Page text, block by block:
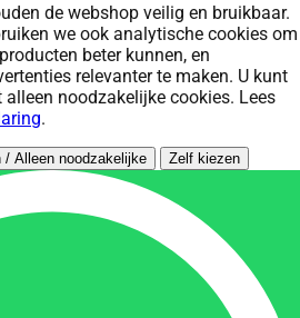
de webshop veilig en bruikbaar.
we ook analytische cookies om
beter kunnen, en
relevanter te maken. U kunt
noodzakelijke cookies. Lees
.
/ Alleen noodzakelijke Zelf kiezen